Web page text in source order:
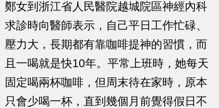
鄭女到浙江省人民醫院越城院區神經內科
求診時向醫師表示，自己平日工作忙碌、
壓力大，長期都有靠咖啡提神的習慣，而
且一喝就是快10年。平常上班時，她每天
固定喝兩杯咖啡，但周末待在家時，原本
只會少喝一杯，直到幾個月前覺得假日不